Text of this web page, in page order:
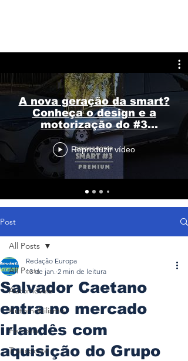
A nova geração da smart?
Conheça o design e a
motorização do #3
Premium
Reproduzir vídeo
Post
All Posts
Automóveis
Automobilismo
Ferrovia
Transporte
All Posts
Salvador Caetano
entra no mercado
irlandês com
aquisição do Grupo
Redação Europa
13 de jan. 2 min de leitura